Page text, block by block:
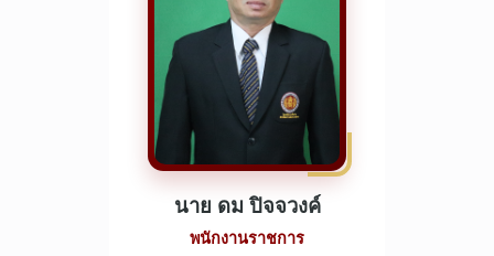
นาย ดม ปิจจวงค์
พนักงานราชการ